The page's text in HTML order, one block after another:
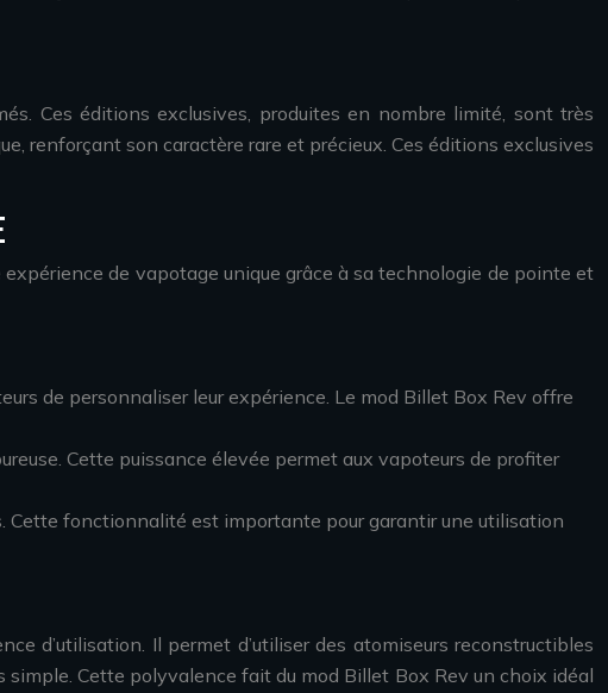
Ces éditions exclusives, produites en nombre limité, sont très
renforçant son caractère rare et précieux. Ces éditions exclusives
de vapotage unique grâce à sa technologie de pointe et
de personnaliser leur expérience. Le mod Billet Box Rev offre
Cette puissance élevée permet aux vapoteurs de profiter
Cette fonctionnalité est importante pour garantir une utilisation
d’utilisation. Il permet d’utiliser des atomiseurs reconstructibles
Cette polyvalence fait du mod Billet Box Rev un choix idéal